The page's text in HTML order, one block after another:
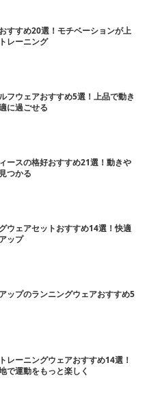
すすめ20選！モチベーションが上
レーニング
フウェアおすすめ5選！上品で動き
に過ごせる
ースの格好おすすめ21選！動きや
つかる
ウェアセットおすすめ14選！快適
ップ
ップのランニングウェアおすすめ5
レーニングウェアおすすめ14選！
で運動をもっと楽しく